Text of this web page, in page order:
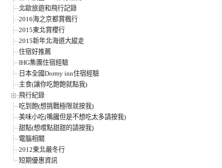
北歐旅遊和飛行記錄
2016海之京都賞楓行
2015東北賞櫻行
2015新年北海道大縱走
住宿好推薦
IHG集團住宿經驗
日本全國Dormy inn住宿經驗
主食(讓你吃飽飽就點我)
飛行紀錄
吃到飽(想挑戰極限就按我)
美味小吃(嘴饞但是不想吃太多請按我)
甜點(想嚐點甜甜的請按我)
電腦相關
2012東北嚴冬行
短期優惠資訊